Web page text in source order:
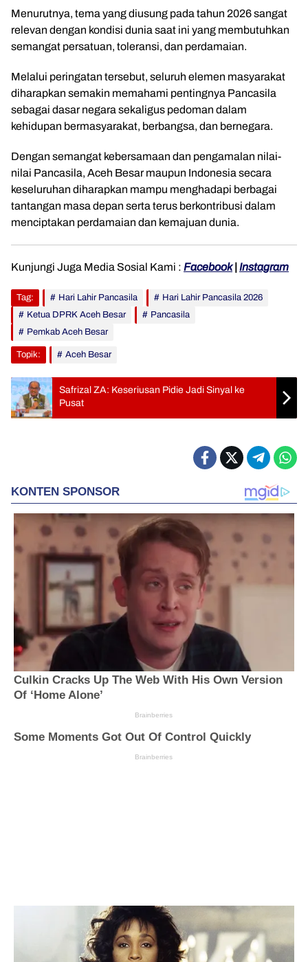
Menurutnya, tema yang diusung pada tahun 2026 sangat
relevan dengan kondisi dunia saat ini yang membutuhkan
semangat persatuan, toleransi, dan perdamaian.
Melalui peringatan tersebut, seluruh elemen masyarakat
diharapkan semakin memahami pentingnya Pancasila
sebagai dasar negara sekaligus pedoman dalam
kehidupan bermasyarakat, berbangsa, dan bernegara.
Dengan semangat kebersamaan dan pengamalan nilai-
nilai Pancasila, Aceh Besar maupun Indonesia secara
keseluruhan diharapkan mampu menghadapi berbagai
tantangan masa depan serta terus berkontribusi dalam
menciptakan perdamaian dan kemajuan dunia.
Kunjungi Juga Media Sosial Kami : Facebook| Instagram
Tag: Hari Lahir Pancasila
Hari Lahir Pancasila 2026
Ketua DPRK Aceh Besar
Pancasila
Pemkab Aceh Besar
Topik: Aceh Besar
Safrizal ZA: Keseriusan Pidie Jadi Sinyal ke
Pusat